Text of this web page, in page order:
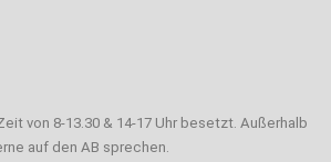
von 8-13.30 & 14-17 Uhr besetzt. Außerhalb
auf den AB sprechen.